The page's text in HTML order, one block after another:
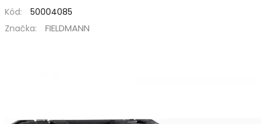
Kód:
50004085
Značka:
FIELDMANN